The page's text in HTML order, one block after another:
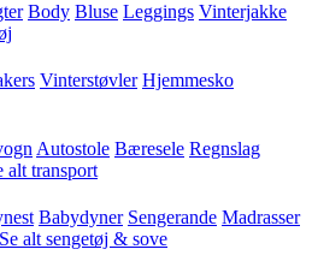
Body Bluse Leggings Vinterjakke
Vinterstøvler Hjemmesko
Autostole Bæresele Regnslag
alt transport
Babydyner Sengerande Madrasser
Se alt sengetøj & sove